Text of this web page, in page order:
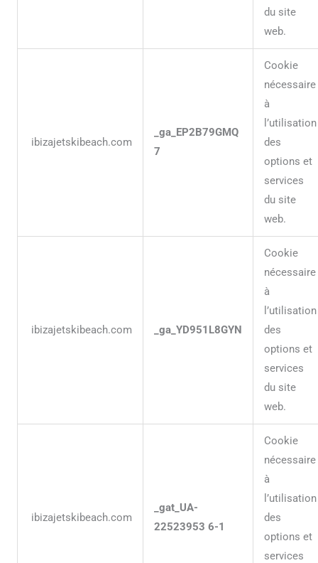
du site
web.
ibizajetskibeach.com
_ga_EP2B79GMQ
7
Cookie
nécessaire
à
l’utilisation
des
options et
services
du site
web.
ibizajetskibeach.com _ga_YD951L8GYN
Cookie
nécessaire
à
l’utilisation
des
options et
services
du site
web.
ibizajetskibeach.com
_gat_UA-
22523953 6-1
Cookie
nécessaire
à
l’utilisation
des
options et
services